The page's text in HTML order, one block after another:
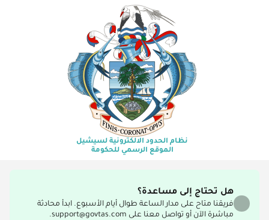
نظام الحدود الالكترونية لسيشيل
الموقع الرسمي للحكومة
هل تحتاج إلى مساعدة؟
فريقنا متاح على مدار الساعة طوال أيام الأسبوع. ابدأ محادثة
مباشرة الآن أو تواصل معنا على support@govtas.com.